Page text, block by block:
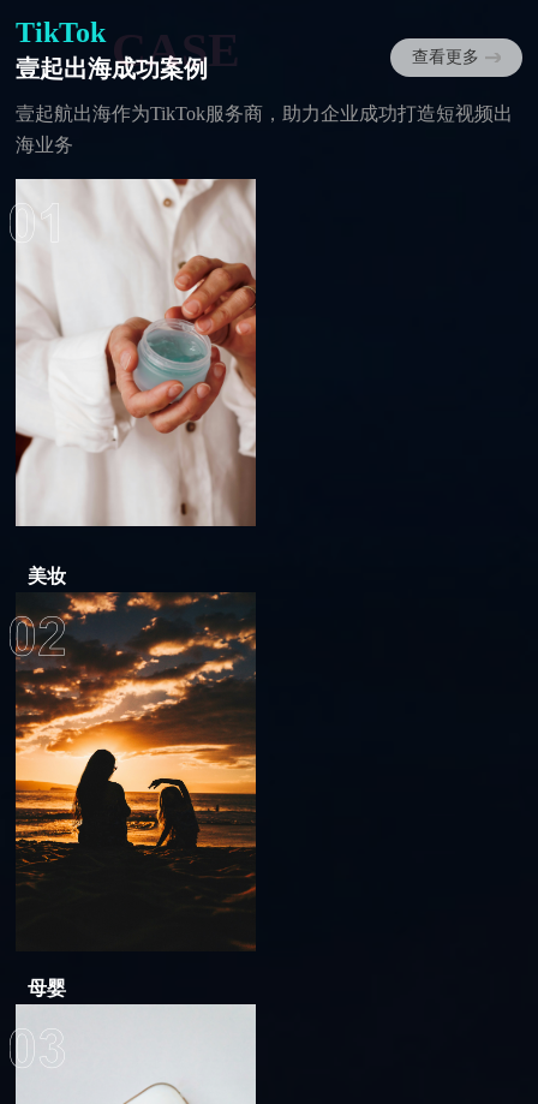
TikTok CASE
壹起出海成功案例 查看更多
壹起航出海作为TikTok服务商，助力企业成功打造短视频出
海业务
美妆
母婴